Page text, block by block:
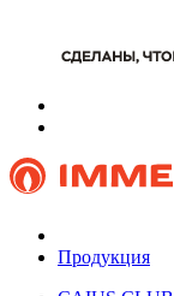
Продукция